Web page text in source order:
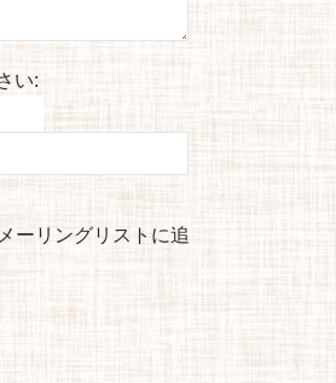
い:
ーリングリストに追